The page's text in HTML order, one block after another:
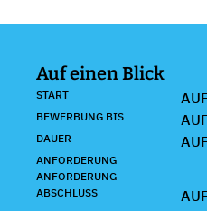
Auf einen Blick
START
BEWERBUNG BIS
DAUER
ANFORDERUNG
ANFORDERUNG
ABSCHLUSS